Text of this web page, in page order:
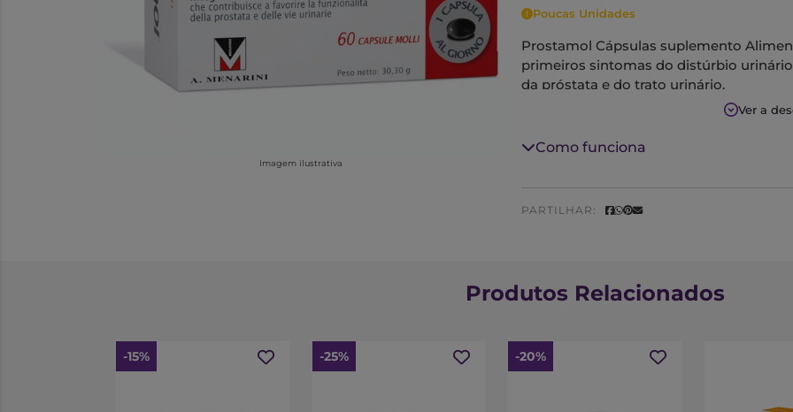
Imagem ilustrativa
Poucas Unidades
Prostamol Cápsulas suplemento
primeiros sintomas do distúrbio
da próstata e do trato urinário.
Ver a
Como funciona
PARTILHAR:
Produtos Relacionados
-15% -25% -20%